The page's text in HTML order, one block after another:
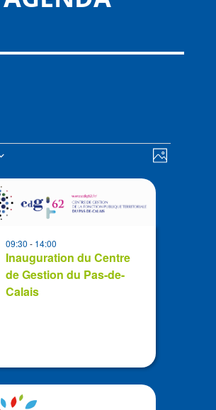
de
Photo
Inauguration du Centre
de Gestion du Pas-de-
Calais
09:30- 14:00